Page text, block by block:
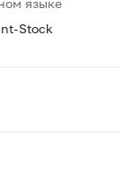
языке
Stock